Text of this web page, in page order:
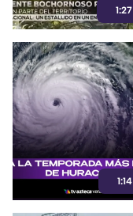
1:27
1:14